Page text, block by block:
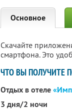
Основное
Скачайте
смартфона. Это
ЧТО ВЫ ПОЛУЧИТЕ
Отдых в отеле
3 дня/2 ночи